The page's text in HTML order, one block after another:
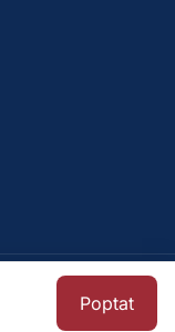
Poptat